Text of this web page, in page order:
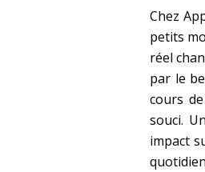
Chez
petits
réel
par le
cours
souci.
impact